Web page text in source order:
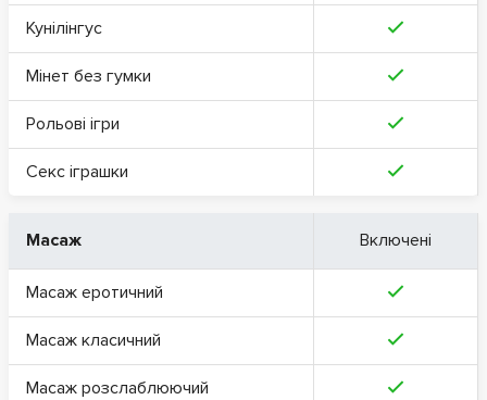
Кунілінгус
Мінет без гумки
Рольові ігри
Секс іграшки
Масаж Включені
Масаж еротичний
Масаж класичний
Масаж розслаблюючий